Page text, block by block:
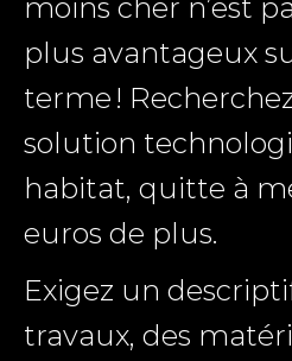
moins cher n’est
plus avantageux
terme !
solution
habitat, quitte à
euros de plus.
Exigez un
travaux, des